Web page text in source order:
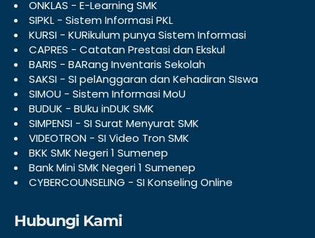
ONKLAS - E-Learning SMK
SIPKL - Sistem Informasi PKL
KURSI - KURikulum punya Sistem Informasi
CAPRES - Catatan Prestasi dan Ekskul
BARIS - BARang Inventaris Sekolah
SAKSI - SI pelAnggaran dan Kehadiran SIswa
SIMOU - Sistem Informasi MoU
BUDUK - BUku inDUK SMK
SIMPENSI - SI Surat Menyurat SMK
VIDEOTRON - SI Video Tron SMK
BKK SMK Negeri 1 Sumenep
Bank Mini SMK Negeri 1 Sumenep
CYBERCOUNSELING - SI Konseling Online
Hubungi Kami